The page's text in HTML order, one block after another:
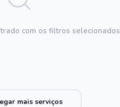
com os filtros selecionados
mais serviços